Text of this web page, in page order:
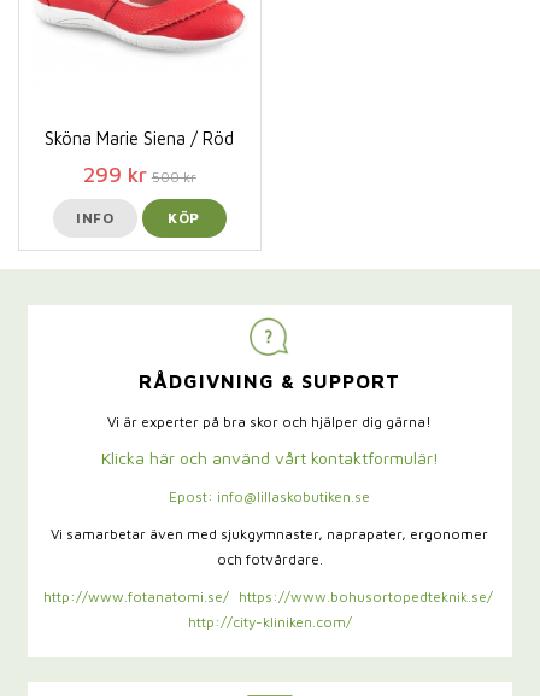
Sköna Marie Siena / Röd
299 kr 500 kr
INFO KÖP
RÅDGIVNING & SUPPORT
Vi är experter på bra skor och hjälper dig gärna!
Klicka här och använd vårt kontaktformulär!
Epost: info@lillaskobutiken.se
Vi samarbetar även med sjukgymnaster, naprapater, ergonomer
och fotvårdare.
http://www.fotanatomi.se/
https://www.bohusortopedteknik.se/
http://city-kliniken.com/